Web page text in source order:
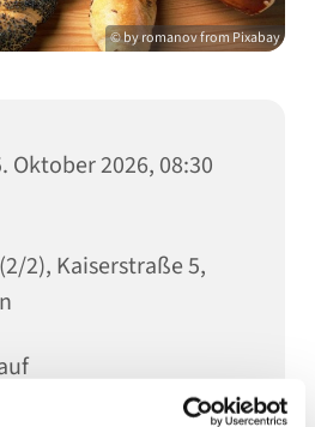
© by romanov from Pixabay
Oktober 2026, 08:30
2), Kaiserstraße 5,